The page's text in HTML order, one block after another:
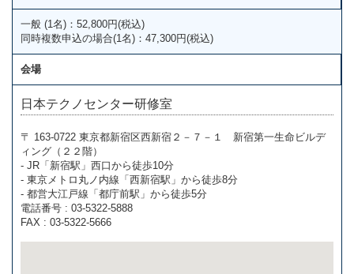
一般 (1名)：52,800円(税込)
同時複数申込の場合(1名)：47,300円(税込)
会場
日本テクノセンター研修室
〒 163-0722 東京都新宿区西新宿２－７－１ 新宿第一生命ビルデ
ィング（２２階）
- JR「新宿駅」西口から徒歩10分
- 東京メトロ丸ノ内線「西新宿駅」から徒歩8分
- 都営大江戸線「都庁前駅」から徒歩5分
電話番号 : 03-5322-5888
FAX : 03-5322-5666